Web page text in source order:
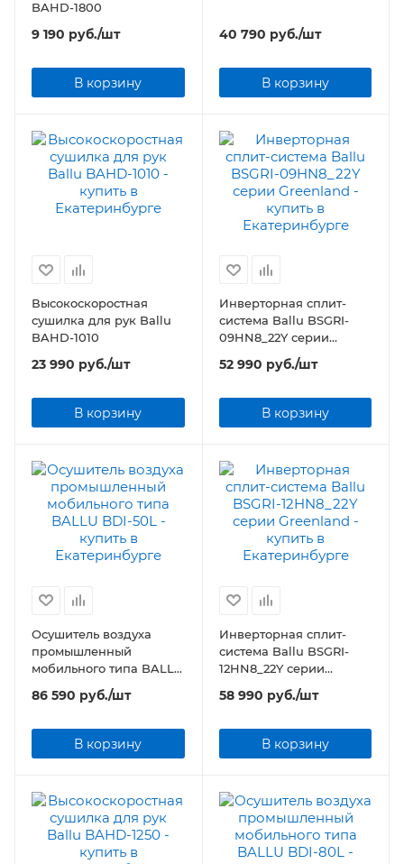
BAHD-1800
9 190 руб./шт
В корзину
40 790 руб./шт
В корзину
Высокоскоростная
сушилка для рук Ballu
BAHD-1010
23 990 руб./шт
В корзину
Инверторная сплит-
система Ballu BSGRI-
09HN8_22Y серии
52 990 руб./шт
В корзину
Осушитель воздуха
промышленный
мобильного типа BALLU
86 590 руб./шт
В корзину
Инверторная сплит-
система Ballu BSGRI-
12HN8_22Y серии
58 990 руб./шт
В корзину